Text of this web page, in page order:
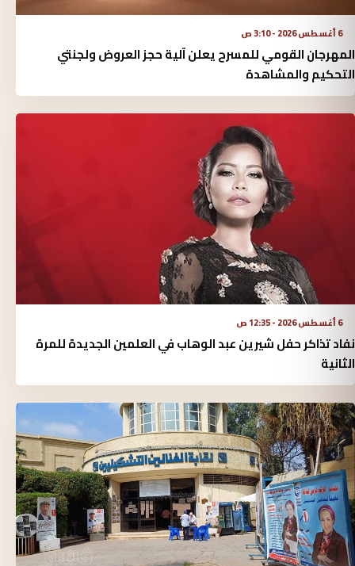
6 أغسطس 2026 - 3:10 ص
المهرجان القومي للمسرح يعلن آلية حجز العروض ولجنتي
التحكيم والمشاهدة
6 أغسطس 2026 - 12:35 ص
نفاد تذاكر حفل شيرين عبد الوهاب في العلمين الجديدة للمرة
الثانية